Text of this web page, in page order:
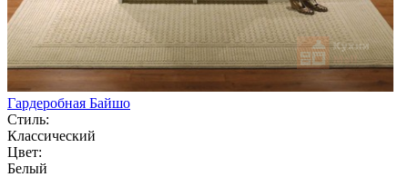
Гардеробная Байшо
Стиль:
Классический
Цвет:
Белый